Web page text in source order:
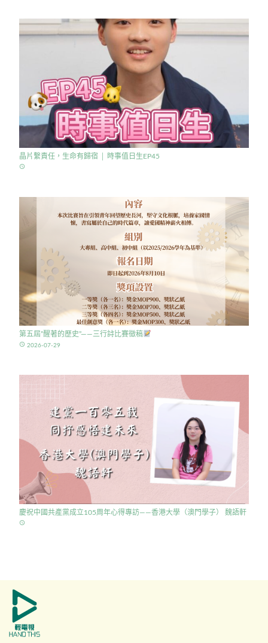
晶片繫責任，生命有歸宿 │ 時事值日生EP45
access_time
第五屆”醒著的歷史”——三行詩比賽徵稿
access_time 2026-07-29
慶祝中國共產黨成立105周年心得專訪——香港大學（澳門學子） 魏語軒
access_time